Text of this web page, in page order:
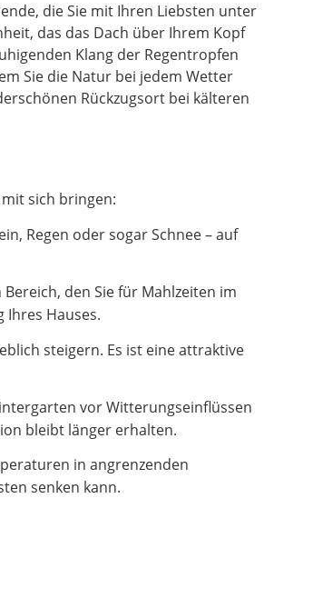
die Sie mit Ihren Liebsten unter
das das Dach über Ihrem Kopf
Klang der Regentropfen
Sie die Natur bei jedem Wetter
Rückzugsort bei kälteren
sich bringen:
Regen oder sogar Schnee – auf
den Sie für Mahlzeiten im
Ihres Hauses.
steigern. Es ist eine attraktive
vor Witterungseinflüssen
bleibt länger erhalten.
in angrenzenden
senken kann.